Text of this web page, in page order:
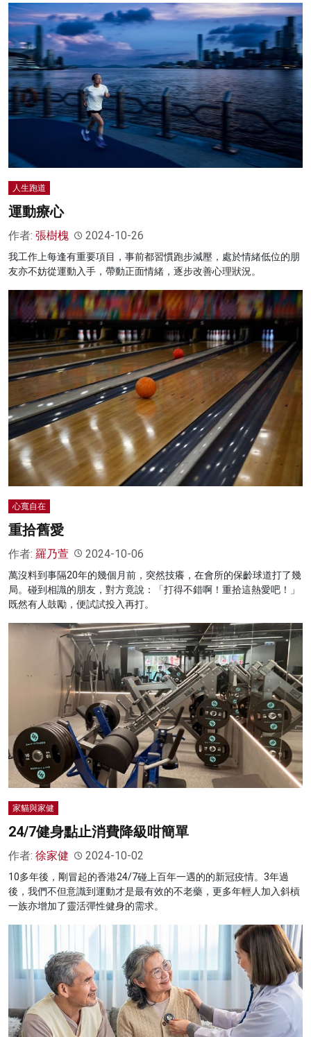
人生跑道
運動療心
作者: 張樹槐 2024-10-26
我工作上每逢有重要項目，事前都習慣跑步減壓，處於情緒低位的朋
友亦不妨從運動入手，帶動正面情緒，逐步改善心理狀況。
心寬自在
重拾舊愛
作者: 羅乃萱 2024-10-06
萬沒料到事隔20年的幾個月前，突然技癢，在會所的保齡球道打了幾
局。碰到相識的朋友，對方竟說：「打得不錯啊！重拾這熱愛吧！」
既然有人鼓勵，便試試投入再打。
家貓與家健
24/7健身點止消費降級咁簡單
作者: 徐家健 2024-10-02
10多年後，剛冒起的香港24/7碰上百年一遇的的新冠疫情。3年過
後，我們不但意識到運動才是最有效的不老藥，更多年輕人加入斜槓
一族亦增加了靈活彈性健身的需求。